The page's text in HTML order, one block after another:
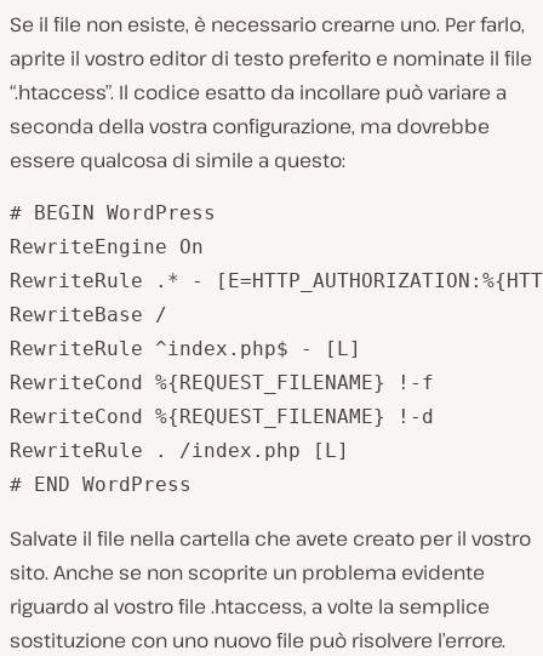
Se il file non esiste, è necessario crearne uno. Per farlo,
aprite il vostro editor di testo preferito e nominate il file
“.htaccess”. Il codice esatto da incollare può variare a
seconda della vostra configurazione, ma dovrebbe
essere qualcosa di simile a questo:
# BEGIN WordPress
RewriteEngine On
RewriteRule .* -
RewriteBase /
RewriteRule ^index.php$ - [L]
RewriteCond %{REQUEST_FILENAME} !-f
RewriteCond %{REQUEST_FILENAME} !-d
RewriteRule . /index.php [L]
# END WordPress
Salvate il file nella cartella che avete creato per il vostro
sito. Anche se non scoprite un problema evidente
riguardo al vostro file .htaccess, a volte la semplice
sostituzione con uno nuovo file può risolvere l’errore.